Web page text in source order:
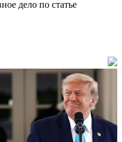
дело по статье